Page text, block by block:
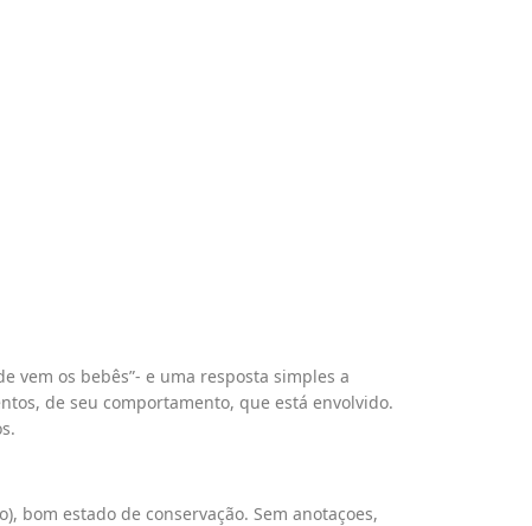
vem os bebês”- e uma resposta simples a
de seu comportamento, que está envolvido.
bom estado de conservação. Sem anotaçoes,